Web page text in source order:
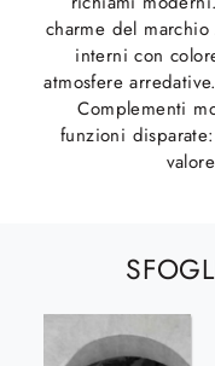
charme del
interni con
atmosfere
Complementi
funzioni